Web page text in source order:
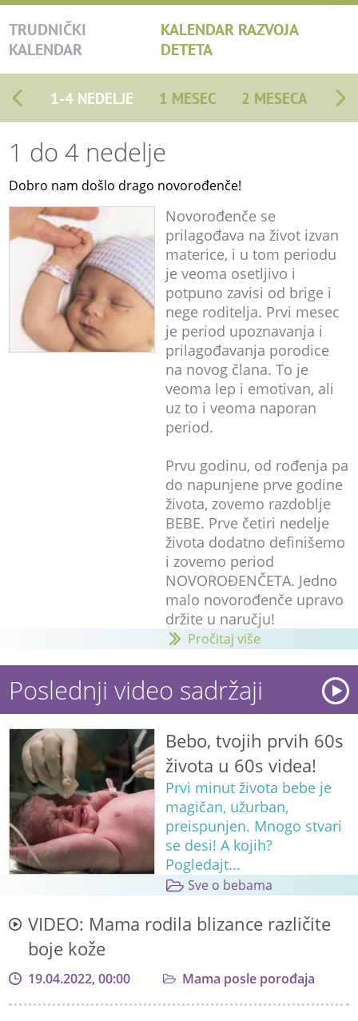
TRUDNIČKI
KALENDAR
KALENDAR RAZVOJA
DETETA
1-4 NEDELJE 1 MESEC 2 MESECA
1 do 4 nedelje
Dobro nam došlo drago novorođenče!
Novorođenče se
prilagođava na život izvan
materice, i u tom periodu
je veoma osetljivo i
potpuno zavisi od brige i
nege roditelja. Prvi mesec
je period upoznavanja i
prilagođavanja porodice
na novog člana. To je
veoma lep i emotivan, ali
uz to i veoma naporan
period.
Prvu godinu, od rođenja pa
do napunjene prve godine
života, zovemo razdoblje
BEBE. Prve četiri nedelje
života dodatno definišemo
i zovemo period
NOVOROĐENČETA. Jedno
malo novorođenče upravo
držite u naručju!
Pročitaj više
Poslednji video sadržaji
Bebo, tvojih prvih 60s
života u 60s videa!
Prvi minut života bebe je
magičan, užurban,
preispunjen. Mnogo stvari
se desi! A kojih?
Pogledajt...
Sve o bebama
VIDEO: Mama rodila blizance različite
boje kože
19.04.2022, 00:00 Mama posle porođaja